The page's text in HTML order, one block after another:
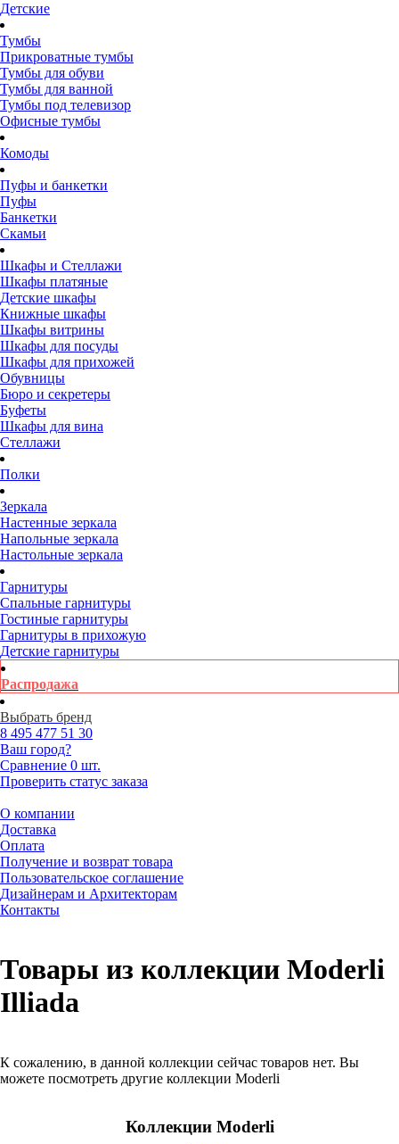
Детские
Тумбы
Прикроватные тумбы
Тумбы для обуви
Тумбы для ванной
Тумбы под телевизор
Офисные тумбы
Комоды
Пуфы и банкетки
Пуфы
Банкетки
Скамьи
Шкафы и Стеллажи
Шкафы платяные
Детские шкафы
Книжные шкафы
Шкафы витрины
Шкафы для посуды
Шкафы для прихожей
Обувницы
Бюро и секретеры
Буфеты
Шкафы для вина
Стеллажи
Полки
Зеркала
Настенные зеркала
Напольные зеркала
Настольные зеркала
Гарнитуры
Спальные гарнитуры
Гостиные гарнитуры
Гарнитуры в прихожую
Детские гарнитуры
Распродажа
Выбрать бренд
8 495 477 51 30
Ваш город?
Сравнение 0 шт.
Проверить статус заказа
О компании
Доставка
Оплата
Получение и возврат товара
Пользовательское соглашение
Дизайнерам и Архитекторам
Контакты
Товары из коллекции Moderli
Illiada
К сожалению, в данной коллекции сейчас товаров нет. Вы
можете посмотреть другие коллекции Moderli
Коллекции Moderli